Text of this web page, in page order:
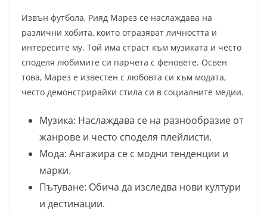
Извън футбола, Рияд Марез се наслаждава на
различни хобита, които отразяват личността и
интересите му. Той има страст към музиката и често
споделя любимите си парчета с феновете. Освен
това, Марез е известен с любовта си към модата,
често демонстрирайки стила си в социалните медии.
Музика: Наслаждава се на разнообразие от
жанрове и често споделя плейлисти.
Мода: Ангажира се с модни тенденции и
марки.
Пътуване: Обича да изследва нови култури
и дестинации.